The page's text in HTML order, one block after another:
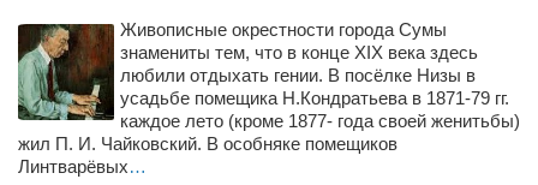
Живописные окрестности города Сумы
знамениты тем, что в конце XIX века здесь
любили отдыхать гении. В посёлке Низы в
усадьбе помещика Н.Кондратьева в 1871-79 гг.
каждое лето (кроме 1877- года своей женитьбы)
жил П. И. Чайковский. В особняке помещиков
Линтварёвых…